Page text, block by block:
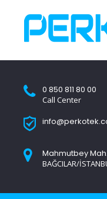
0 850 811 80 00
Call Center
Mahmutbey
BAĞCILAR/